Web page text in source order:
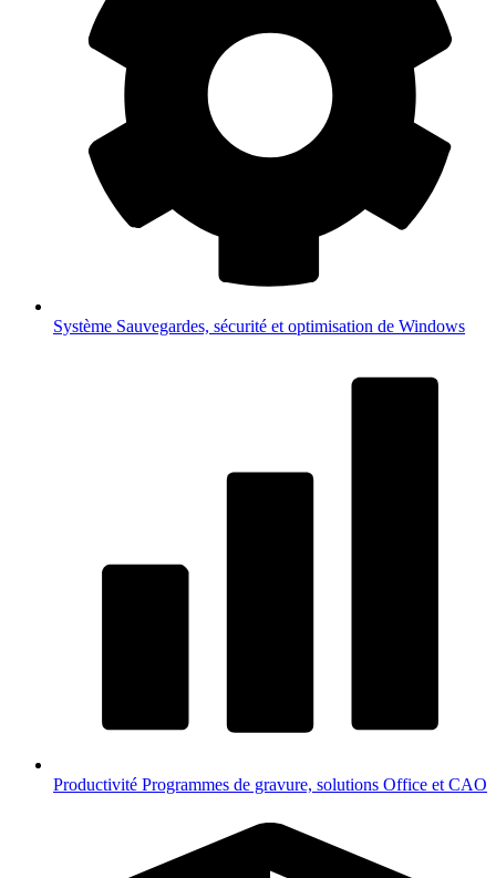
Système Sauvegardes, sécurité et optimisation de Windows
Productivité Programmes de gravure, solutions Office et CAO